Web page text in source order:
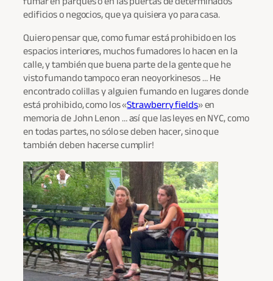
edificios o negocios, que ya quisiera yo para casa.
Quiero pensar que, como fumar está prohibido en los
espacios interiores, muchos fumadores lo hacen en la
calle, y también que buena parte de la gente que he
visto fumando tampoco eran neoyorkinesos … He
encontrado colillas y alguien fumando en lugares donde
está prohibido, como los «Strawberry fields» en
memoria de John Lenon … así que las leyes en NYC, como
en todas partes, no sólo se deben hacer, sino que
también deben hacerse cumplir!